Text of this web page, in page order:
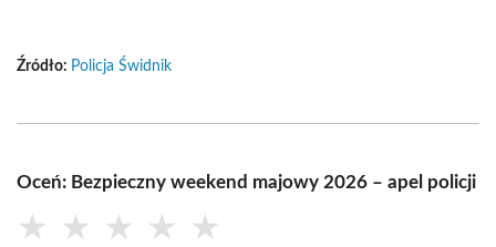
Źródło: Policja Świdnik
Oceń: Bezpieczny weekend majowy 2026 – apel policji
★ ★ ★ ★ ★